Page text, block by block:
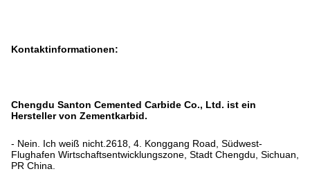
Kontaktinformationen:
Chengdu Santon Cemented Carbide Co., Ltd. ist ein
Hersteller von Zementkarbid.
- Nein. Ich weiß nicht.2618, 4. Konggang Road, Südwest-
Flughafen Wirtschaftsentwicklungszone, Stadt Chengdu, Sichuan,
PR China.